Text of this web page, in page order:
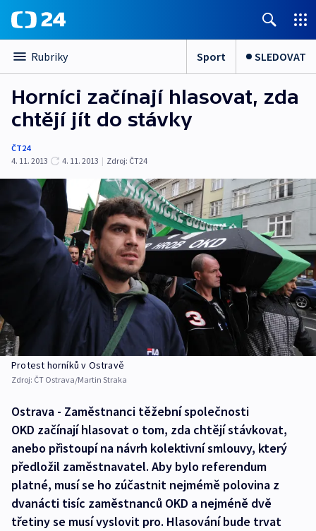
Rubriky Sport SLEDOVAT
Horníci začínají hlasovat, zda
chtějí jít do stávky
ČT24
4. 11. 2013
4. 11. 2013 | Zdroj: ČT24
Protest horníků v Ostravě
Zdroj: ČT Ostrava/Martin Straka
Ostrava - Zaměstnanci těžební společnosti
OKD začínají hlasovat o tom, zda chtějí stávkovat,
anebo přistoupí na návrh kolektivní smlouvy, který
předložil zaměstnavatel. Aby bylo referendum
platné, musí se ho zúčastnit nejmémě polovina z
dvanácti tisíc zaměstnanců OKD a nejméně dvě
třetiny se musí vyslovit pro. Hlasování bude trvat